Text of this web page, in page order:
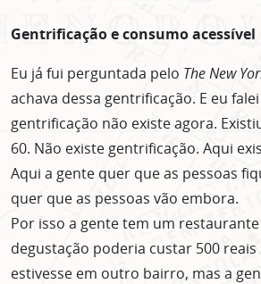
Gentrificação e consumo acessível
Eu já fui perguntada pelo The New
achava dessa gentrificação. E eu
gentrificação não existe agora.
60. Não existe gentrificação. Aqui
Aqui a gente quer que as pessoas
quer que as pessoas vão embora.
Por isso a gente tem um
degustação poderia custar 500 reais
estivesse em outro bairro, mas a